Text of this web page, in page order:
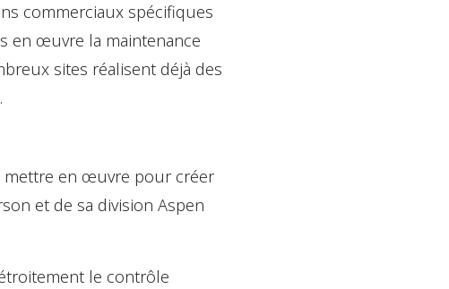
commerciaux spécifiques
en œuvre la maintenance
sites réalisent déjà des
mettre en œuvre pour créer
et de sa division Aspen
le contrôle